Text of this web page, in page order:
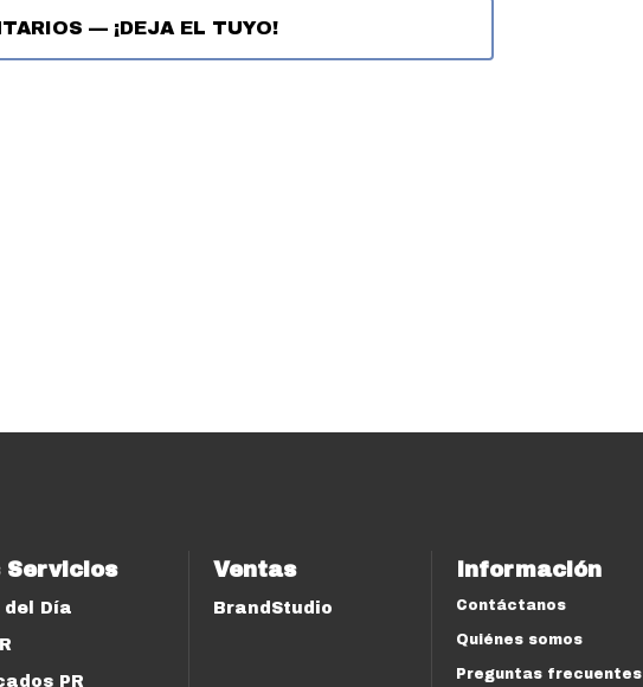
— ¡DEJA EL TUYO!
Servicios
Día
PR
Ventas
BrandStudio
Información
Contáctanos
Quiénes somos
Preguntas frecuentes